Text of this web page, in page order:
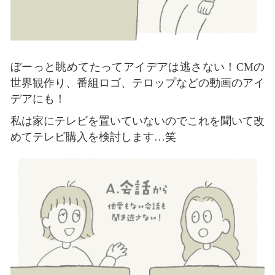
ぼーっと眺めてたってアイデアは逃さない！CMの
世界観作り、番組ロゴ、テロップなどの動画のアイ
デアにも！
私は家にテレビを置いていないのでこれを聞いて改
めてテレビ購入を検討します…笑